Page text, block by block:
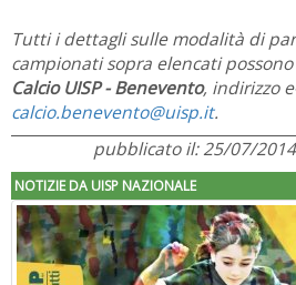
Tutti i dettagli sulle modalità di
campionati sopra elencati
Calcio UISP - Benevento, indirizzo
calcio.benevento@uisp.it.
pubblicato il: 25/07/
NOTIZIE DA UISP NAZIONALE